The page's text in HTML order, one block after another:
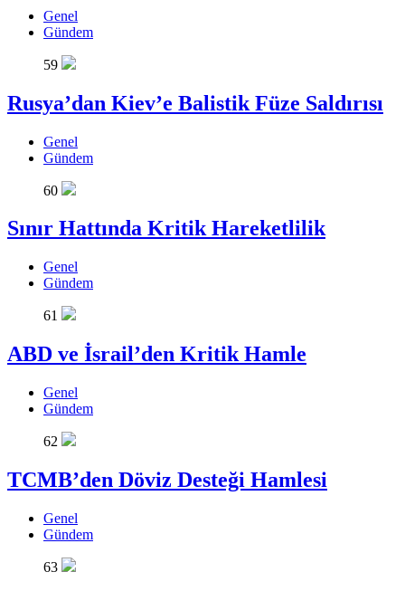
Genel
Gündem
59
Rusya’dan Kiev’e Balistik Füze Saldırısı
Genel
Gündem
60
Sınır Hattında Kritik Hareketlilik
Genel
Gündem
61
ABD ve İsrail’den Kritik Hamle
Genel
Gündem
62
TCMB’den Döviz Desteği Hamlesi
Genel
Gündem
63